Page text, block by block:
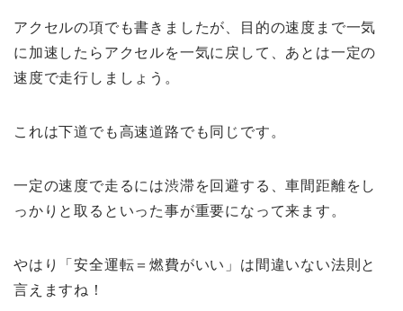
アクセルの項でも書きましたが、目的の速度まで一気
に加速したらアクセルを一気に戻して、あとは一定の
速度で走行しましょう。
これは下道でも高速道路でも同じです。
一定の速度で走るには渋滞を回避する、車間距離をし
っかりと取るといった事が重要になって来ます。
やはり「安全運転＝燃費がいい」は間違いない法則と
言えますね！